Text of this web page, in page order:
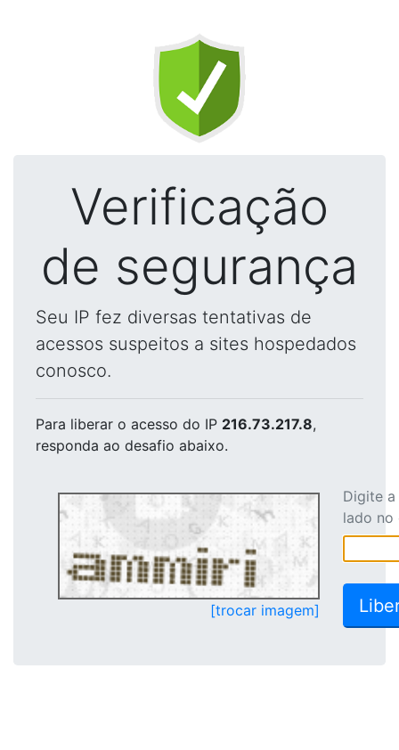
Verificação
de segurança
Seu IP fez diversas tentativas de
acessos suspeitos a sites hospedados
conosco.
Para liberar o acesso do IP 216.73.217.8,
responda ao desafio abaixo.
[trocar imagem]
Digite
lado no